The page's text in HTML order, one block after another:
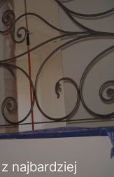
najbardziej